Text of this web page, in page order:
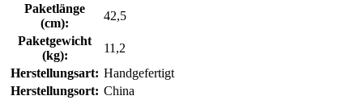
Paketlänge
(cm):
42,5
Paketgewicht
(kg):
11,2
Herstellungsart: Handgefertigt
Herstellungsort: China